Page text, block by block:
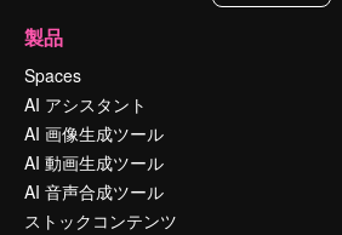
製品
Spaces
AI アシスタント
AI 画像生成ツール
AI 動画生成ツール
AI 音声合成ツール
ストックコンテンツ